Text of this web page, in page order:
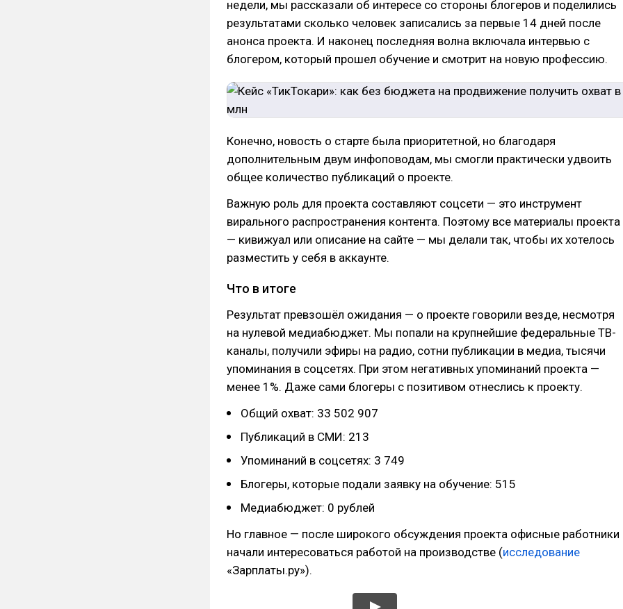
недели, мы рассказали об интересе со стороны блогеров и поделились
результатами сколько человек записались за первые 14 дней после
анонса проекта. И наконец последняя волна включала интервью с
блогером, который прошел обучение и смотрит на новую профессию.
Конечно, новость о старте была приоритетной, но благодаря
дополнительным двум инфоповодам, мы смогли практически удвоить
общее количество публикаций о проекте.
Важную роль для проекта составляют соцсети — это инструмент
вирального распространения контента. Поэтому все материалы проекта
— кивижуал или описание на сайте — мы делали так, чтобы их хотелось
разместить у себя в аккаунте.
Что в итоге
Результат превзошёл ожидания — о проекте говорили везде, несмотря
на нулевой медиабюджет. Мы попали на крупнейшие федеральные ТВ-
каналы, получили эфиры на радио, сотни публикации в медиа, тысячи
упоминания в соцсетях. При этом негативных упоминаний проекта —
менее 1%. Даже сами блогеры с позитивом отнеслись к проекту.
Общий охват: 33 502 907
Публикаций в СМИ: 213
Упоминаний в соцсетях: 3 749
Блогеры, которые подали заявку на обучение: 515
Медиабюджет: 0 рублей
Но главное — после широкого обсуждения проекта офисные работники
начали интересоваться работой на производстве (исследование
«Зарплаты.ру»).